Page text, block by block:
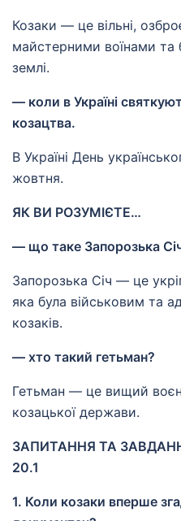
Козаки — це вільні,
майстерними воїнами та
землі.
— коли в Україні
козацтва.
В Україні День
жовтня.
ЯК ВИ РОЗУМІЄТЕ…
— що таке Запорозька
Запорозька Січ — це
яка була військовим та
козаків.
— хто такий гетьман?
Гетьман — це вищий
козацької держави.
ЗАПИТАННЯ ТА
20.1
1. Коли козаки вперше